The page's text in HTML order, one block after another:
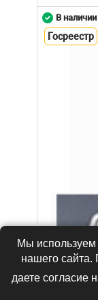
В наличии
Госреестр
Мы
нашего сайта.
даете согласие